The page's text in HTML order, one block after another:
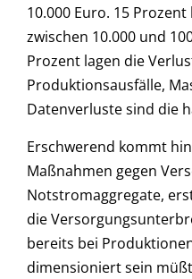
10.000 Euro. 15
zwischen 10.000 und
Prozent lagen die
Produktionsausfälle,
Datenverluste sind die
Erschwerend kommt
Maßnahmen gegen
Notstromaggregate,
die
bereits bei
dimensioniert sein